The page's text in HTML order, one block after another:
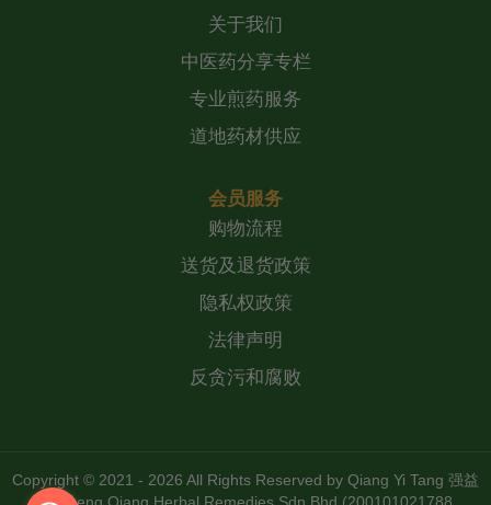
关于我们
中医药分享专栏
专业煎药服务
道地药材供应
会员服务
购物流程
送货及退货政策
隐私权政策
法律声明
反贪污和腐败
Copyright © 2021 - 2026 All Rights Reserved by Qiang Yi Tang 强益